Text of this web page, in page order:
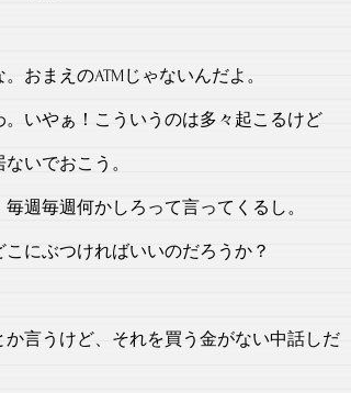
おまえのATMじゃないんだよ。
いやぁ！こういうのは多々起こるけど
いでおこう。
週毎週何かしろって言ってくるし。
にぶつければいいのだろうか？
言うけど、それを買う金がない中話しだ